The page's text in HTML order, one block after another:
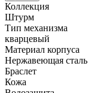
Коллекция
Штурм
Тип механизма
кварцевый
Материал корпуса
Нержавеющая сталь
Браслет
Кожа